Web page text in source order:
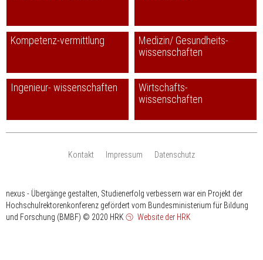
Kompetenz-vermittlung
Medizin/ Gesundheits-
wissenschaften
Ingenieur- wissenschaften
Wirtschafts-
wissenschaften
Kontakt Impressum Datenschutz
nexus - Übergänge gestalten, Studienerfolg verbessern war ein Projekt der
Hochschulrektorenkonferenz gefördert vom Bundesministerium für Bildung
und Forschung (BMBF) © 2020 HRK Website der HRK